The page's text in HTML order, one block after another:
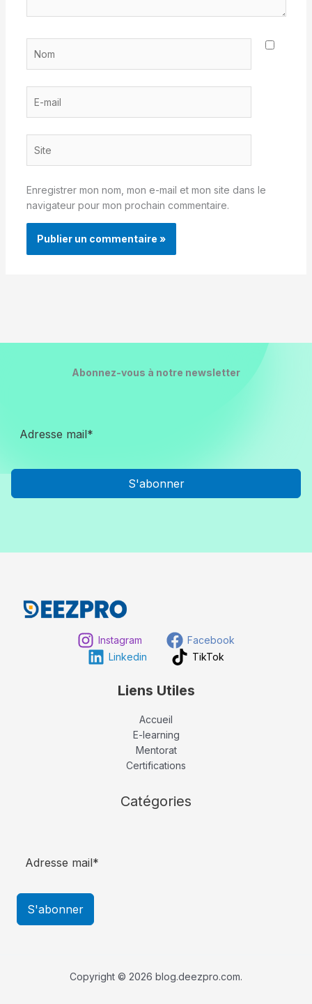
mail
Enregistrer mon nom, mon e-mail et mon site dans le
navigateur pour mon prochain commentaire.
Abonnez-vous à notre newsletter
S'abonner
Instagram
Facebook
Linkedin
TikTok
Liens Utiles
Accueil
E-learning
Mentorat
Certifications
Catégories
S'abonner
Copyright © 2026 blog.deezpro.com.